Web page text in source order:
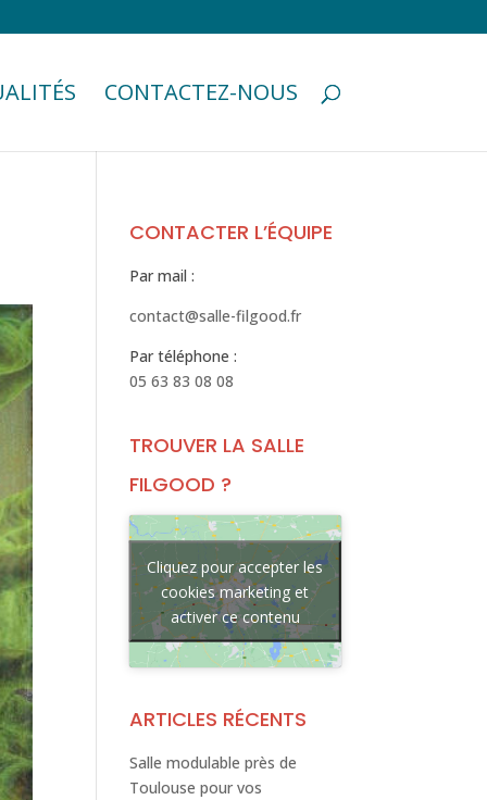
CONTACTEZ-NOUS
CONTACTER L’ÉQUIPE
Par mail :
contact@salle-filgood.fr
Par téléphone :
05 63 83 08 08
TROUVER LA SALLE
FILGOOD ?
Cliquez pour accepter les
cookies marketing et
activer ce contenu
ARTICLES RÉCENTS
Salle modulable près de
Toulouse pour vos